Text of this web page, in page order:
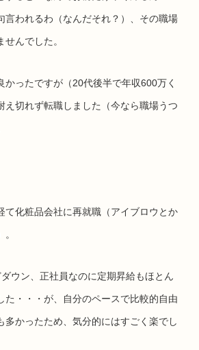
言われるわ（なんだそれ？）、その職場
んでした。
かったですが（20代後半で年収600万く
え切れず転職しました（今なら職場うつ
て化粧品会社に再就職（アイブロウとか
ウン、正社員なのに定期昇給もほとん
た・・・が、自分のペースで比較的自由
多かったため、気分的にはすごく楽でし